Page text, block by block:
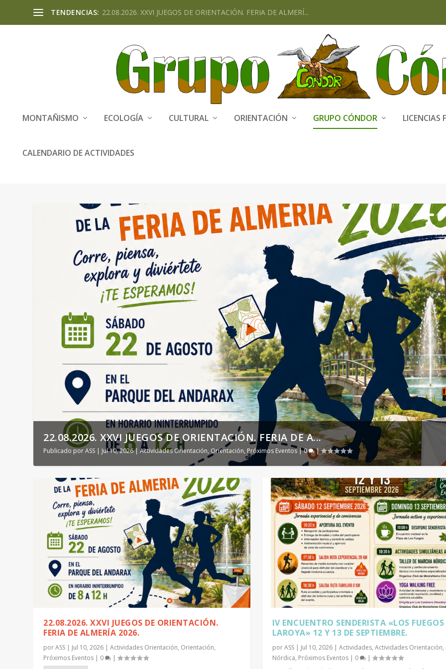
TENDENCIAS: 22.08.2026. XXVI JUEGOS DE ORIENTACIÓN. FERIA DE ALMERÍ...
MONTAÑISMO ECOLOGÍA CULTURAL ORIENTACIÓN GRUPO CÓNDOR LICENCIAS
CALENDARIO DE ACTIVIDADES
22.08.2026. XXVI JUEGOS DE ORIENTACIÓN. FERIA DE A...
Publicado porASS | Jul 10, 2026|Actividades Orientación, Orientación, Próximos Eventos |0 |
22.08.2026. XXVI JUEGOS DE ORIENTACIÓN.
FERIA DE ALMERÍA 2026.
porASS | Jul 10, 2026 |Actividades Orientación, Orientación,
Próximos Eventos | 0 |
IV ENCUENTRO SENDERISTA «LOS FUEGOS
LAROYA» 12 Y 13 DE SEPTIEMBRE.
porASS| Jul 10, 2026| Actividades, Actividades Orientación,
Nórdica, Próximos Eventos| 0 |